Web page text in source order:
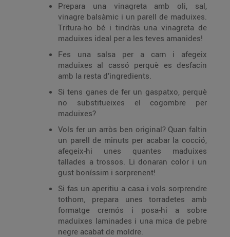
Prepara una vinagreta amb oli, sal,
vinagre balsàmic i un parell de maduixes.
Tritura-ho bé i tindràs una vinagreta de
maduixes ideal per a les teves amanides!
Fes una salsa per a carn i afegeix
maduixes al cassó perquè es desfacin
amb la resta d’ingredients.
Si tens ganes de fer un gaspatxo, perquè
no substitueixes el cogombre per
maduixes?
Vols fer un arròs ben original? Quan faltin
un parell de minuts per acabar la cocció,
afegeix-hi unes quantes maduixes
tallades a trossos. Li donaran color i un
gust boníssim i sorprenent!
Si fas un aperitiu a casa i vols sorprendre
tothom, prepara unes torradetes amb
formatge cremós i posa-hi a sobre
maduixes laminades i una mica de pebre
negre acabat de moldre.